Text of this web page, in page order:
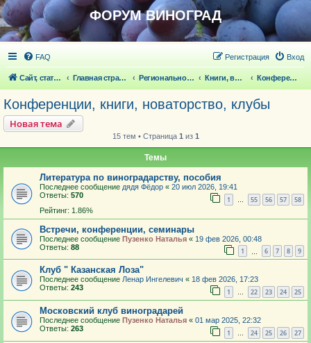
ФОРУМ ВИНОГРАД
FAQ Вход
Регистрация
Сайт, статьи Главная страница Региональное виноградарство Книги, выставки, конференции, клубы, новаторство Конференции, книги, новаторство, клубы
Конференции, книги, новаторство, клубы
Новая тема
15 тем • Страница 1 из 1
Темы
Литература по виноградарству, пособия
Последнее сообщение дядя Фёдор « 20 июл 2026, 19:41
Ответы: 570 1 … 55 56 57 58
Рейтинг: 1.86%
Встречи, конференции, семинары
Последнее сообщение Пузенко Наталья « 19 фев 2026, 00:48
Ответы: 88 1 6 7 8 9
Клуб " Казанская Лоза"
Последнее сообщение Ленар Ингелевич « 18 фев 2026, 17:23
Ответы: 243 1 … 22 23 24 25
Московский клуб виноградарей
Последнее сообщение Пузенко Наталья « 01 мар 2025, 22:32
Ответы: 263 1 … 24 25 26 27